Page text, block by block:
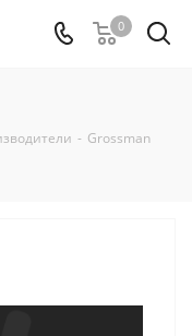
0
- Grossman